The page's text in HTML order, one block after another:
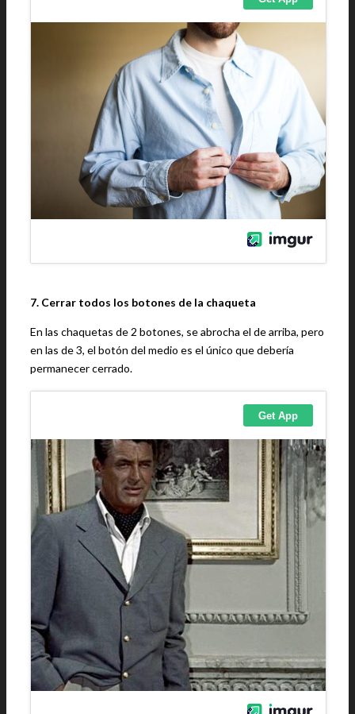
7. Cerrar todos los botones de la chaqueta
En las chaquetas de 2 botones, se abrocha el de arriba, pero
en las de 3, el botón del medio es el único que debería
permanecer cerrado.